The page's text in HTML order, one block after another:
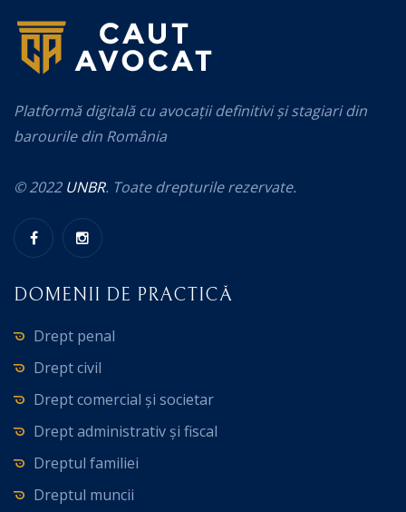
Platformă digitală cu avocații definitivi și stagiari din
barourile din România
© 2022 UNBR. Toate drepturile rezervate.
DOMENII DE PRACTICĂ
Drept penal
Drept civil
Drept comercial și societar
Drept administrativ și fiscal
Dreptul familiei
Dreptul muncii